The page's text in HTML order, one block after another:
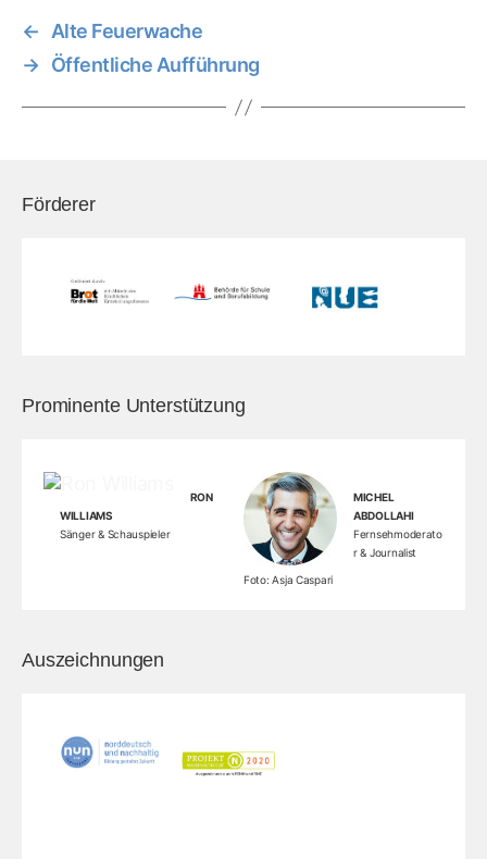
←
Alte Feuerwache
→ Öffentliche Aufführung
Förderer
Prominente Unterstützung
RON
WILLIAMS
Sänger & Schauspieler
Foto: Asja Caspari
MICHEL
ABDOLLAHI
Fernsehmoderato
r & Journalist
Auszeichnungen